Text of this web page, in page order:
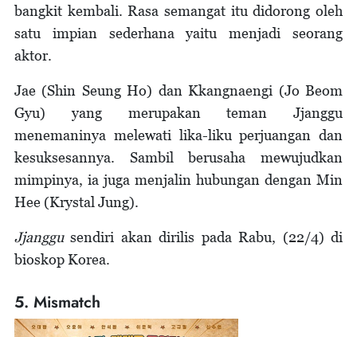
bangkit kembali. Rasa semangat itu didorong oleh
satu impian sederhana yaitu menjadi seorang
aktor.
Jae (Shin Seung Ho) dan Kkangnaengi (Jo Beom
Gyu) yang merupakan teman Jjanggu
menemaninya melewati lika-liku perjuangan dan
kesuksesannya. Sambil berusaha mewujudkan
mimpinya, ia juga menjalin hubungan dengan Min
Hee (Krystal Jung).
Jjanggusendiri akan dirilis pada Rabu, (22/4) di
bioskop Korea.
5. Mismatch